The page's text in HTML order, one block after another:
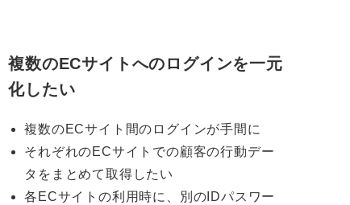
複数のECサイトへのログインを一元
化したい
複数のECサイト間のログインが手間に
それぞれのECサイトでの顧客の行動デー
タをまとめて取得したい
各ECサイトの利用時に、別のIDパスワー